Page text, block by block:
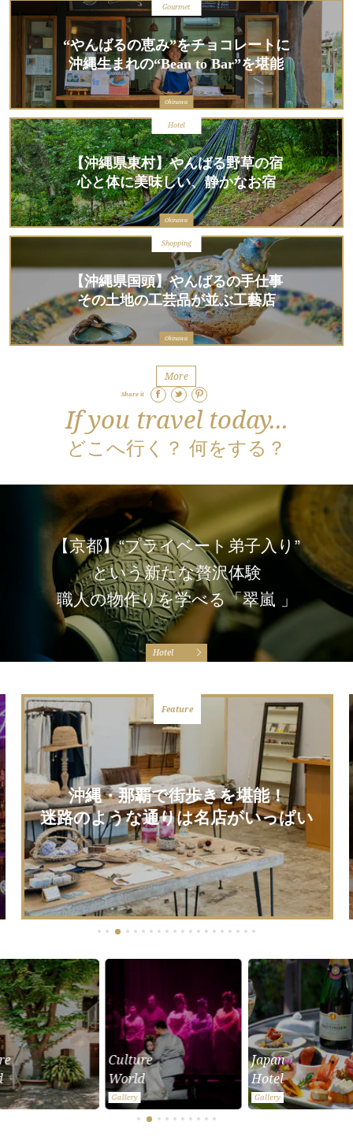
“やんばるの恵み”をチョコレートに
沖縄生まれの“Bean to Bar”を堪能
Gourmet
Okinawa
【沖縄県東村】やんばる野草の宿
心と体に美味しい、静かなお宿
Hotel
Okinawa
【沖縄県国頭】やんばるの手仕事
その土地の工芸品が並ぶ工藝店
Shopping
Okinawa
More
Share it
If you travel today...
どこへ行く？ 何をする？
【京都】“プライベート弟子入り”
という新たな贅沢体験
職人の物作りを学べる「翠嵐 」
Hotel
沖縄・那覇で街歩きを堪能！
迷路のような通りは名店がいっぱい
Culture
World
Gallery
Japan
Hotel
Gallery